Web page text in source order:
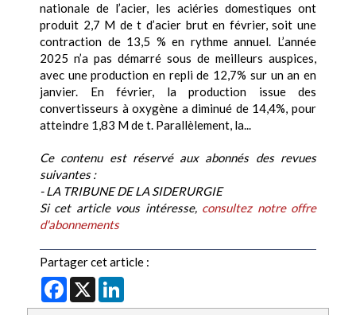
nationale de l’acier, les aciéries domestiques ont
produit 2,7 M de t d’acier brut en février, soit une
contraction de 13,5 % en rythme annuel. L’année
2025 n’a pas démarré sous de meilleurs auspices,
avec une production en repli de 12,7% sur un an en
janvier. En février, la production issue des
convertisseurs à oxygène a diminué de 14,4%, pour
atteindre 1,83 M de t. Parallèlement, la...
Ce contenu est réservé aux abonnés des revues
suivantes :
- LA TRIBUNE DE LA SIDERURGIE
Si cet article vous intéresse, consultez notre offre
d'abonnements
Partager cet article :
Facebook
X